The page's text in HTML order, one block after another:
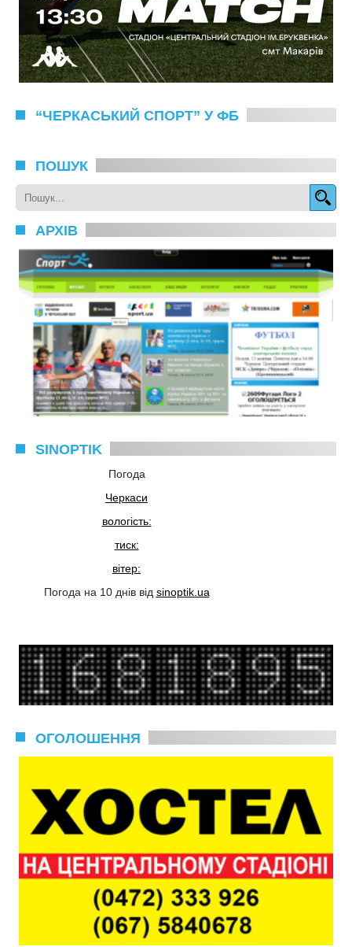
“ЧЕРКАСЬКИЙ СПОРТ” У ФБ
ПОШУК
АРХІВ
SINOPTIK
Погода
Черкаси
вологість:
тиск:
вітер:
Погода на 10 днів від sinoptik.ua
ОГОЛОШЕННЯ